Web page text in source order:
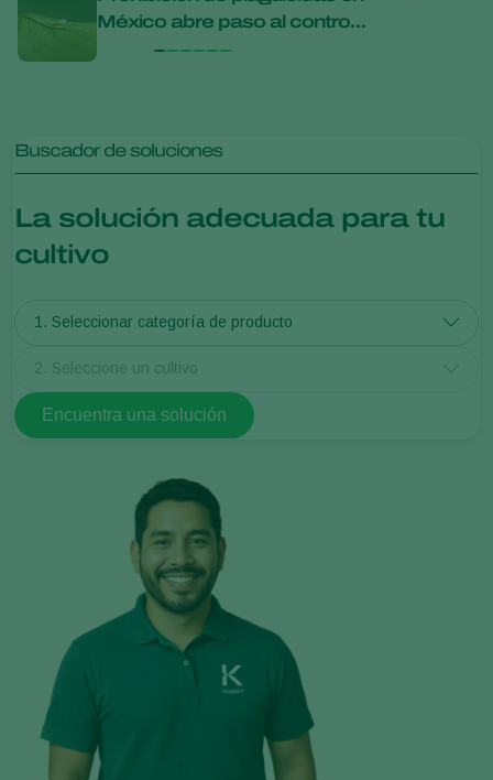
México abre paso al control
biológico
Buscador de soluciones
La solución adecuada para tu
cultivo
1. Seleccionar categoría de producto
2. Seleccione un cultivo
Encuentra una solución